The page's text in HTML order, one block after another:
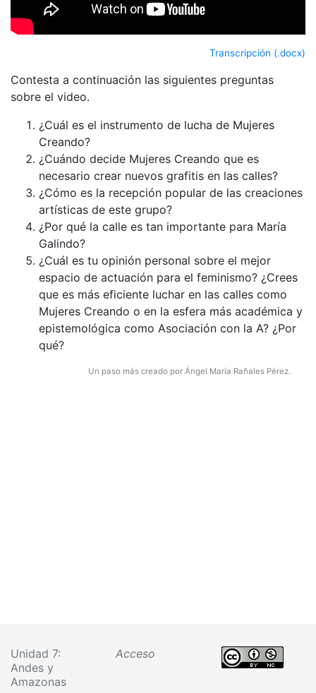
Transcripción (.docx)
Contesta a continuación las siguientes preguntas
sobre el video.
¿Cuál es el instrumento de lucha de Mujeres
Creando?
¿Cuándo decide Mujeres Creando que es
necesario crear nuevos grafitis en las calles?
¿Cómo es la recepción popular de las creaciones
artísticas de este grupo?
¿Por qué la calle es tan importante para María
Galindo?
¿Cuál es tu opinión personal sobre el mejor
espacio de actuación para el feminismo? ¿Crees
que es más eficiente luchar en las calles como
Mujeres Creando o en la esfera más académica y
epistemológica como Asociación con la A? ¿Por
qué?
Un paso más creado por Ángel María Rañales Pérez.
Unidad 7:
Andes y
Amazonas
Acceso